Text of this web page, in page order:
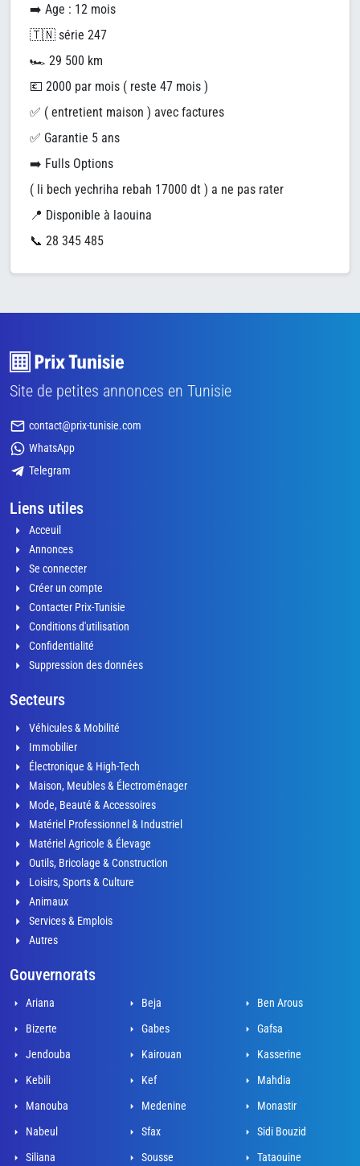
➡️ Age : 12 mois
🇹🇳 série 247
🏎️ 29 500 km
💶 2000 par mois ( reste 47 mois )
✅ ( entretient maison ) avec factures
✅ Garantie 5 ans
➡️ Fulls Options
( li bech yechriha rebah 17000 dt ) a ne pas rater
📍 Disponible à laouina
📞 28 345 485
Site de petites annonces en Tunisie
contact@prix-tunisie.com
WhatsApp
Telegram
Liens utiles
Acceuil
Annonces
Se connecter
Créer un compte
Contacter Prix-Tunisie
Conditions d'utilisation
Confidentialité
Suppression des données
Secteurs
Véhicules & Mobilité
Immobilier
Électronique & High-Tech
Maison, Meubles & Électroménager
Mode, Beauté & Accessoires
Matériel Professionnel & Industriel
Matériel Agricole & Élevage
Outils, Bricolage & Construction
Loisirs, Sports & Culture
Animaux
Services & Emplois
Autres
Gouvernorats
Ariana Beja
Ben Arous
Bizerte
Gabes
Gafsa
Jendouba
Kairouan
Kasserine
Kebili
Kef
Mahdia
Manouba
Medenine
Monastir
Nabeul
Sfax
Sidi Bouzid
Siliana
Sousse Tataouine